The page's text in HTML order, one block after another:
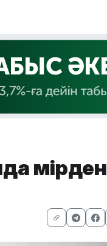
өмірден